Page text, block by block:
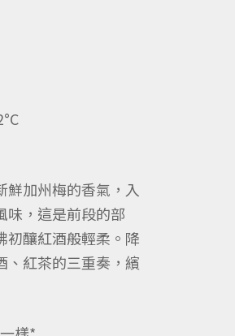
加州梅的香氣， 入
， 這是前段的部
初釀紅酒般輕柔。降
、紅茶的三重奏，繽